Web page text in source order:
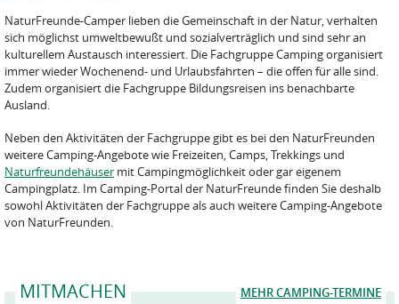
NaturFreunde-Camper lieben die Gemeinschaft in der Natur, verhalten
sich möglichst umweltbewußt und sozialverträglich und sind sehr an
kulturellem Austausch interessiert. Die Fachgruppe Camping organisiert
immer wieder Wochenend- und Urlaubsfahrten – die offen für alle sind.
Zudem organisiert die Fachgruppe Bildungsreisen ins benachbarte
Ausland.
Neben den Aktivitäten der Fachgruppe gibt es bei den NaturFreunden
weitere Camping-Angebote wie Freizeiten, Camps, Trekkings und
Naturfreundehäuser mit Campingmöglichkeit oder gar eigenem
Campingplatz. Im Camping-Portal der NaturFreunde finden Sie deshalb
sowohl Aktivitäten der Fachgruppe als auch weitere Camping-Angebote
von NaturFreunden.
MEHR CAMPING-TERMINE
MITMACHEN